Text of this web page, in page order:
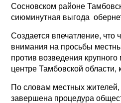
Сосновском районе
сиюминутная выгода
Создается впечатление,
внимания на просьбы
против возведения крупного
центре Тамбовской области,
По словам местных
завершена процедура